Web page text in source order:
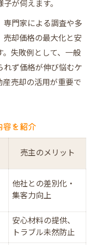
が伺えます。
専門家による調査や多
却価格の最大化と安
失敗例として、一般
ず価格が伸び悩むケ
売却の活用が重要で
を紹介
売主のメリット
他社との差別化・
集客力向上
安心材料の提供、
トラブル未然防止